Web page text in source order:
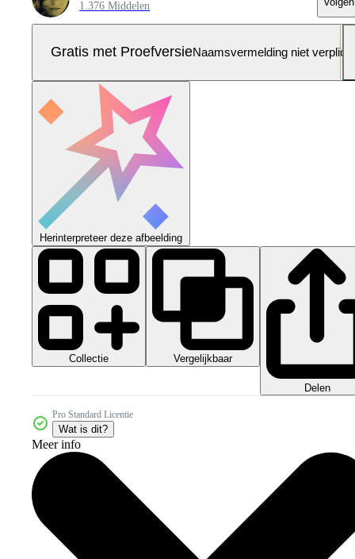
1.376 Middelen
Gratis met ProefversieNaamsvermelding niet verplicht
Herinterpreteer deze afbeelding
Collectie Vergelijkbaar
Delen
Pro Standard Licentie
Wat is dit?
Meer info